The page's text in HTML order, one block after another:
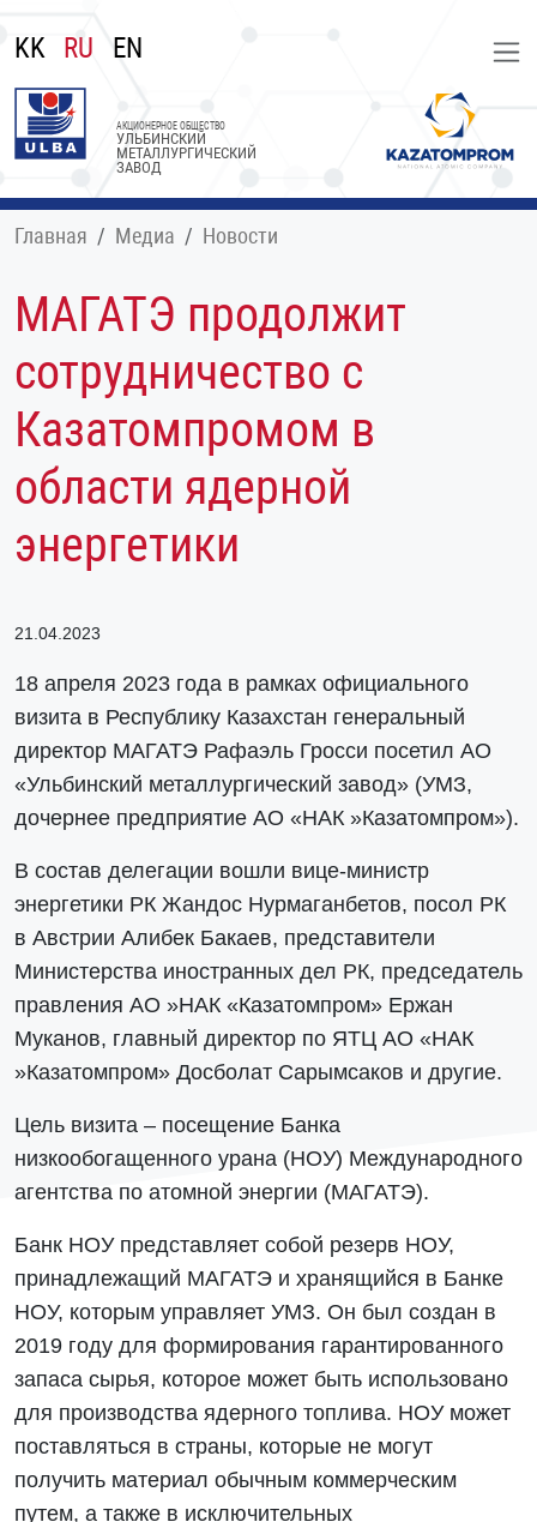
KK RU EN
УЛЬБИНСКИЙ
МЕТАЛЛУРГИЧЕСКИЙ
ЗАВОД
АКЦИОНЕРНОЕ ОБЩЕСТВО
Главная Медиа Новости
МАГАТЭ продолжит
сотрудничество с
Казатомпромом в
области ядерной
энергетики
21.04.2023
18 апреля 2023 года в рамках официального
визита в Республику Казахстан генеральный
директор МАГАТЭ Рафаэль Гросси посетил АО
«Ульбинский металлургический завод» (УМЗ,
дочернее предприятие АО «НАК »Казатомпром»).
В состав делегации вошли вице-министр
энергетики РК Жандос Нурмаганбетов, посол РК
в Австрии Алибек Бакаев, представители
Министерства иностранных дел РК, председатель
правления АО »НАК «Казатомпром» Ержан
Муканов, главный директор по ЯТЦ АО «НАК
»Казатомпром» Досболат Сарымсаков и другие.
Цель визита – посещение Банка
низкообогащенного урана (НОУ) Международного
агентства по атомной энергии (МАГАТЭ).
Банк НОУ представляет собой резерв НОУ,
принадлежащий МАГАТЭ и хранящийся в Банке
НОУ, которым управляет УМЗ. Он был создан в
2019 году для формирования гарантированного
запаса сырья, которое может быть использовано
для производства ядерного топлива. НОУ может
поставляться в страны, которые не могут
получить материал обычным коммерческим
путем, а также в исключительных